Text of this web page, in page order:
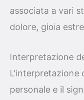
associata a vari
dolore, gioia
Interpretazione
L'interpretazione
personale e il